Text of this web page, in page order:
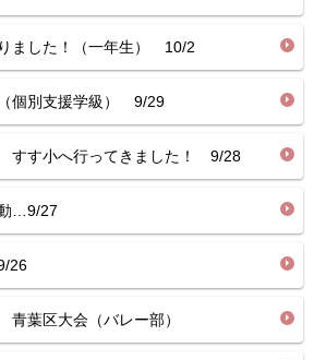
ました！（一年生） 10/2
個別支援学級） 9/29
すす小へ行ってきました！ 9/28
…9/27
26
葉区大会（バレー部）